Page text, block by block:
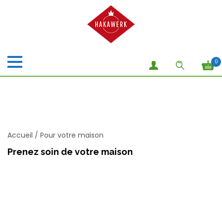
0
Accueil / Pour votre maison
Prenez soin de votre maison